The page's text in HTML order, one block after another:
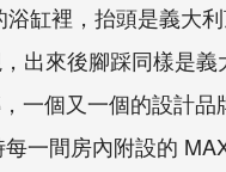
浴缸裡，抬頭是義大
出來後腳踩同樣是義
一個又一個的設計品
一間房內附設的